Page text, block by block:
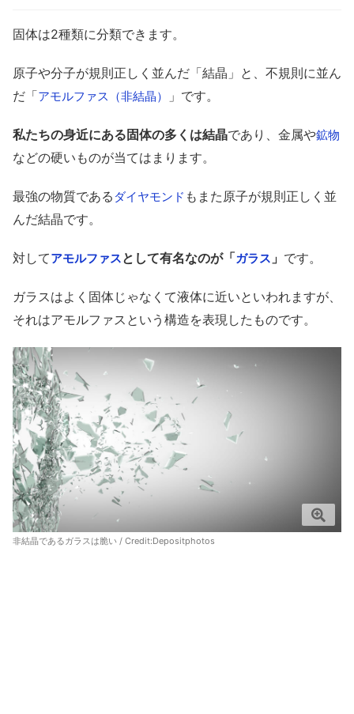
固体は2種類に分類できます。
原子や分子が規則正しく並んだ「結晶」と、不規則に並ん
だ「アモルファス（非結晶） 」です。
私たちの身近にある固体の多くは結晶であり、金属や鉱物
などの硬いものが当てはまります。
最強の物質である ダイヤモンド もまた原子が規則正しく並
んだ結晶です。
対してアモルファスとして有名なのが「ガラス 」 です。
ガラスはよく固体じゃなくて液体に近いといわれますが、
それはアモルファスという構造を表現したものです。
非結晶であるガラスは脆い / Credit:Depositphotos